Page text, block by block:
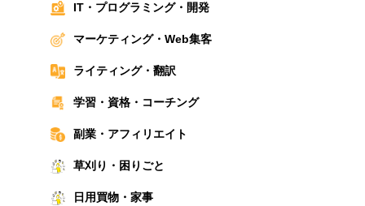
IT・プログラミング・開発
マーケティング・Web集客
ライティング・翻訳
学習・資格・コーチング
副業・アフィリエイト
草刈り・困りごと
日用買物・家事